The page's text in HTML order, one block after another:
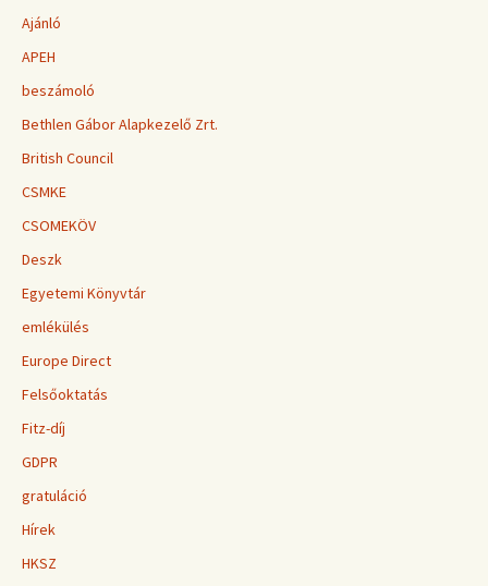
Ajánló
APEH
beszámoló
Bethlen Gábor Alapkezelő Zrt.
British Council
CSMKE
CSOMEKÖV
Deszk
Egyetemi Könyvtár
emlékülés
Europe Direct
Felsőoktatás
Fitz-díj
GDPR
gratuláció
Hírek
HKSZ